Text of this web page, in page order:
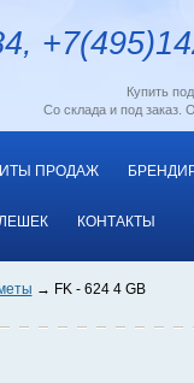
Купить
Со склада и под заказ.
ПРОДАЖ
КОНТАКТЫ
FK - 624 4 GB